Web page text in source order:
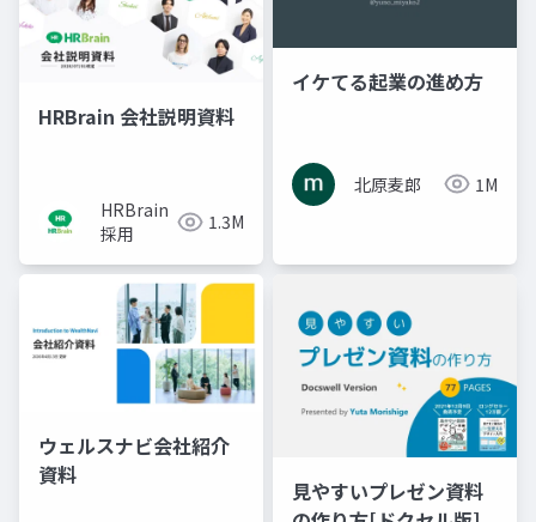
HRBrain 会社説明資料
HRBrain
採用
1.3M
イケてる起業の進め方
北原麦郎 1M
ウェルスナビ会社紹介
資料
見やすいプレゼン資料